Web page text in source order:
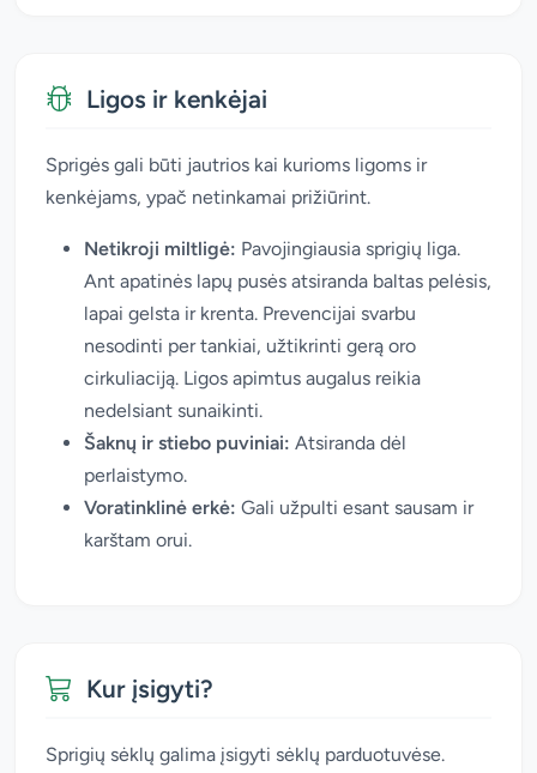
Ligos ir kenkėjai
Sprigės gali būti jautrios kai kurioms ligoms ir
kenkėjams, ypač netinkamai prižiūrint.
Netikroji miltligė: Pavojingiausia sprigių liga.
Ant apatinės lapų pusės atsiranda baltas pelėsis,
lapai gelsta ir krenta. Prevencijai svarbu
nesodinti per tankiai, užtikrinti gerą oro
cirkuliaciją. Ligos apimtus augalus reikia
nedelsiant sunaikinti.
Šaknų ir stiebo puviniai: Atsiranda dėl
perlaistymo.
Voratinklinė erkė: Gali užpulti esant sausam ir
karštam orui.
Kur įsigyti?
Sprigių sėklų galima įsigyti sėklų parduotuvėse.